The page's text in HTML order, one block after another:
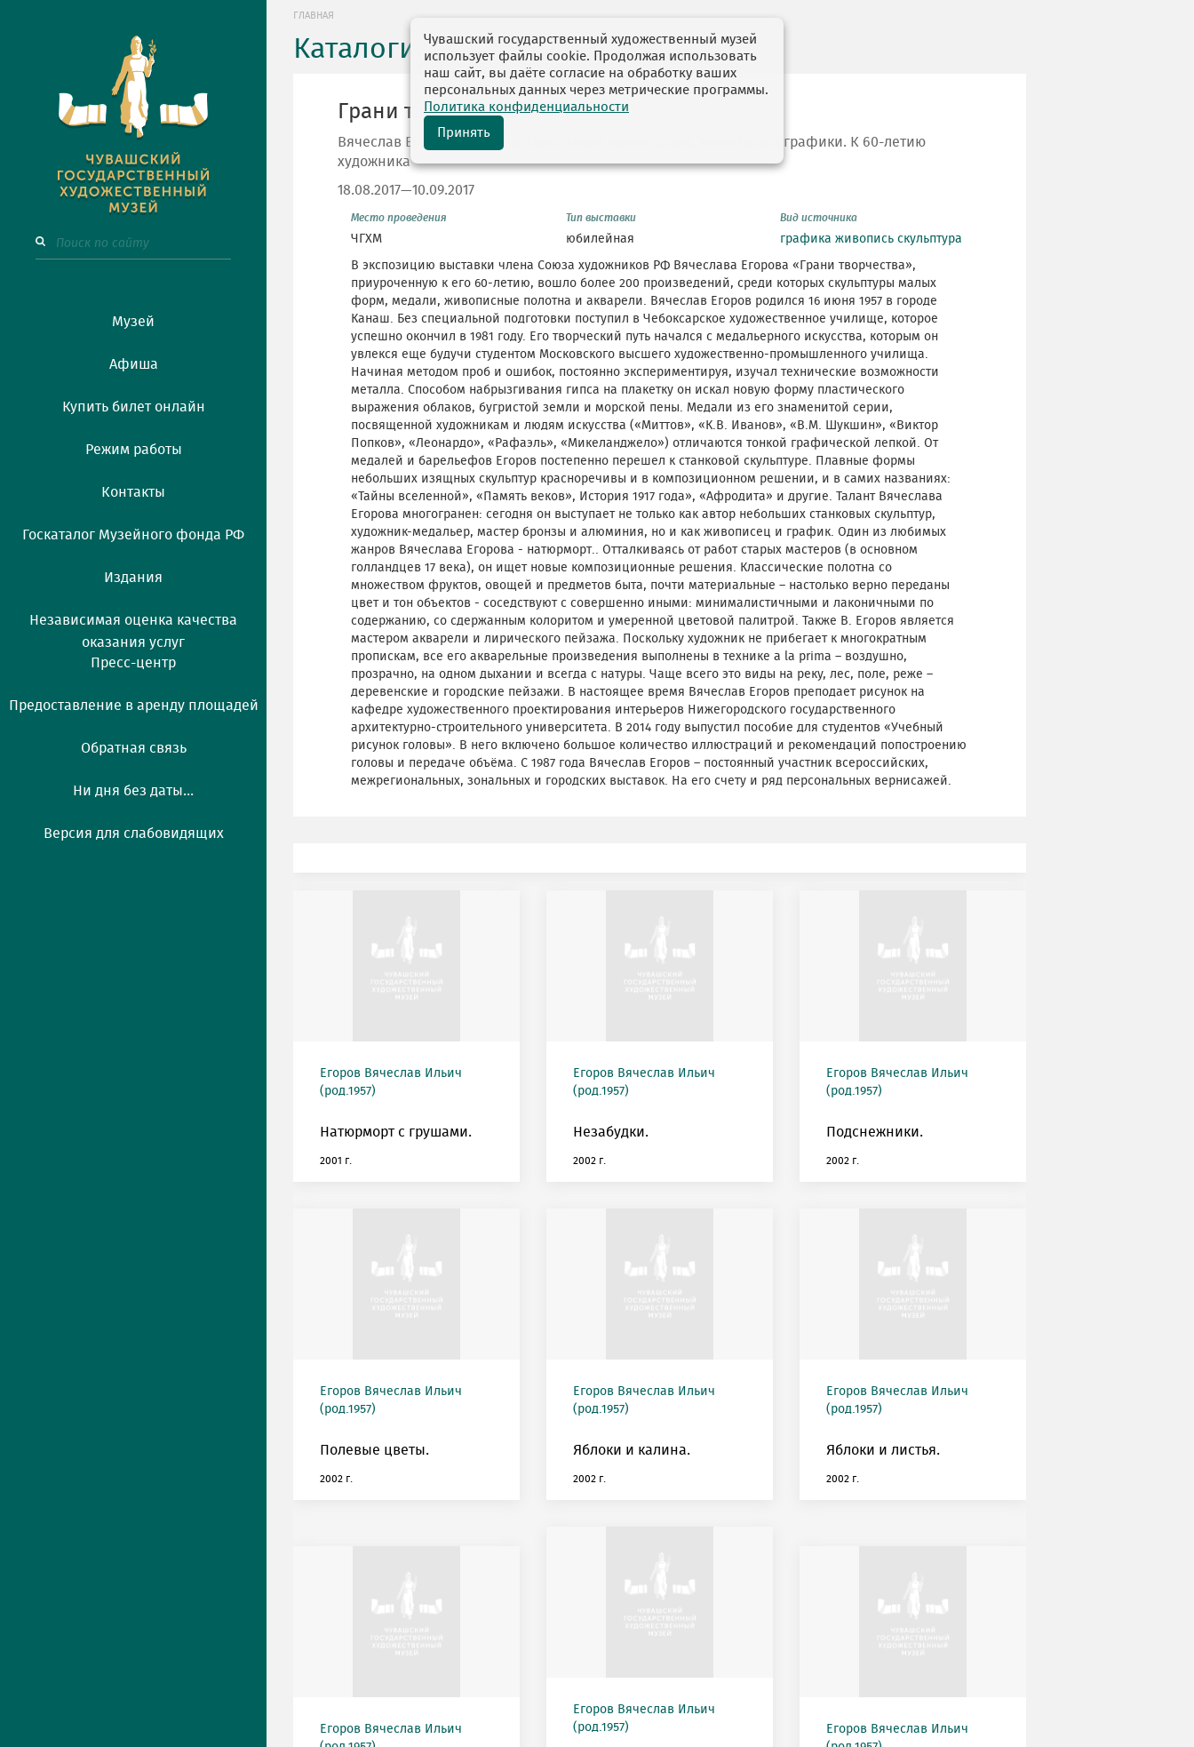
Музей
Афиша
Купить билет онлайн
Режим работы
Контакты
Госкаталог Музейного фонда РФ
Издания
Независимая оценка качества
оказания услуг
Пресс-центр
Предоставление в аренду площадей
Обратная связь
Ни дня без даты...
Версия для слабовидящих
ГЛАВНАЯ
Каталоги выставок
Грани творчества
Вячеслав Егоров. Выставка скульптуры малых форм, живописи и графики. К 60-летию
художника
18.08.2017—10.09.2017
Место проведения
ЧГХМ
Тип выставки
юбилейная
Вид источника
графика живопись скульптура
В экспозицию выставки члена Союза художников РФ Вячеслава Егорова «Грани творчества»,
приуроченную к его 60-летию, вошло более 200 произведений, среди которых скульптуры малых
форм, медали, живописные полотна и акварели. Вячеслав Егоров родился 16 июня 1957 в городе
Канаш. Без специальной подготовки поступил в Чебоксарское художественное училище, которое
успешно окончил в 1981 году. Его творческий путь начался с медальерного искусства, которым он
увлекся еще будучи студентом Московского высшего художественно-промышленного училища.
Начиная методом проб и ошибок, постоянно экспериментируя, изучал технические возможности
металла. Способом набрызгивания гипса на плакетку он искал новую форму пластического
выражения облаков, бугристой земли и морской пены. Медали из его знаменитой серии,
посвященной художникам и людям искусства («Миттов», «К.В. Иванов», «В.М. Шукшин», «Виктор
Попков», «Леонардо», «Рафаэль», «Микеланджело») отличаются тонкой графической лепкой. От
медалей и барельефов Егоров постепенно перешел к станковой скульптуре. Плавные формы
небольших изящных скульптур красноречивы и в композиционном решении, и в самих названиях:
«Тайны вселенной», «Память веков», История 1917 года», «Афродита» и другие. Талант Вячеслава
Егорова многогранен: сегодня он выступает не только как автор небольших станковых скульптур,
художник-медальер, мастер бронзы и алюминия, но и как живописец и график. Один из любимых
жанров Вячеслава Егорова - натюрморт.. Отталкиваясь от работ старых мастеров (в основном
голландцев 17 века), он ищет новые композиционные решения. Классические полотна со
множеством фруктов, овощей и предметов быта, почти материальные – настолько верно переданы
цвет и тон объектов - соседствуют с совершенно иными: минималистичными и лаконичными по
содержанию, со сдержанным колоритом и умеренной цветовой палитрой. Также В. Егоров является
мастером акварели и лирического пейзажа. Поскольку художник не прибегает к многократным
пропискам, все его акварельные произведения выполнены в технике a la prima – воздушно,
прозрачно, на одном дыхании и всегда с натуры. Чаще всего это виды на реку, лес, поле, реже –
деревенские и городские пейзажи. В настоящее время Вячеслав Егоров преподает рисунок на
кафедре художественного проектирования интерьеров Нижегородского государственного
архитектурно-строительного университета. В 2014 году выпустил пособие для студентов «Учебный
рисунок головы». В него включено большое количество иллюстраций и рекомендаций попостроению
головы и передаче объёма. С 1987 года Вячеслав Егоров – постоянный участник всероссийских,
межрегиональных, зональных и городских выставок. На его счету и ряд персональных вернисажей.
Егоров Вячеслав Ильич
(род.1957)
Натюрморт с грушами.
2001 г.
Егоров Вячеслав Ильич
(род.1957)
Незабудки.
2002 г.
Егоров Вячеслав Ильич
(род.1957)
Подснежники.
2002 г.
Егоров Вячеслав Ильич
(род.1957)
Полевые цветы.
2002 г.
Егоров Вячеслав Ильич
(род.1957)
Яблоки и калина.
2002 г.
Егоров Вячеслав Ильич
(род.1957)
Яблоки и листья.
2002 г.
Егоров Вячеслав Ильич
Егоров Вячеслав Ильич
(род.1957)
Егоров Вячеслав Ильич
Чувашский государственный художественный музей
использует файлы cookie. Продолжая использовать
наш сайт, вы даёте согласие на обработку ваших
персональных данных через метрические программы.
Политика конфиденциальности
Принять